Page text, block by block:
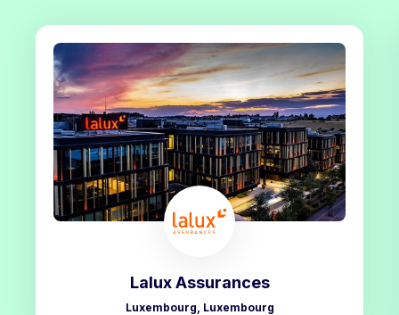
Lalux Assurances
Luxembourg, Luxembourg